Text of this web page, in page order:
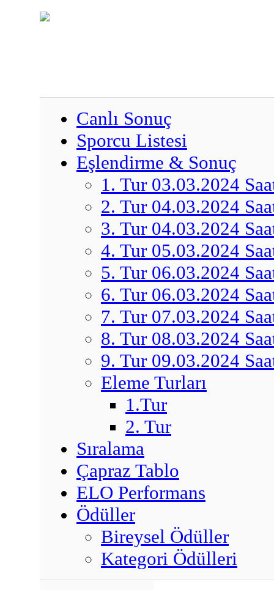
Canlı Sonuç
Sporcu Listesi
Eşlendirme & Sonuç
1. Tur 03.03.2024
2. Tur 04.03.2024
3. Tur 04.03.2024
4. Tur 05.03.2024
5. Tur 06.03.2024
6. Tur 06.03.2024
7. Tur 07.03.2024
8. Tur 08.03.2024
9. Tur 09.03.2024
Eleme Turları
1.Tur
2. Tur
Sıralama
Çapraz Tablo
ELO Performans
Ödüller
Bireysel Ödüller
Kategori Ödülleri